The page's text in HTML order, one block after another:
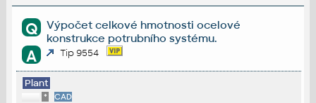
Q
Výpočet celkové hmotnosti ocelové
konstrukce potrubního systému.
A Tip 9554
Plant
* CAD